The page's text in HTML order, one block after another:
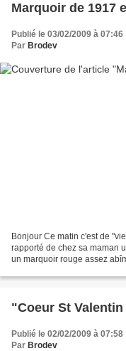
Marquoir de 1917
Publié le 03/02/2009 à 07:46
Par Brodev
Bonjour Ce matin c'est de
rapporté de chez sa maman
un marquoir rouge assez
"Coeur St
Publié le 02/02/2009 à 07:58
Par Brodev